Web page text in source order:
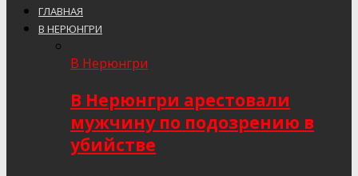
ГЛАВНАЯ
В НЕРЮНГРИ
В Нерюнгри
В Нерюнгри арестовали
мужчину по подозрению в
убийстве